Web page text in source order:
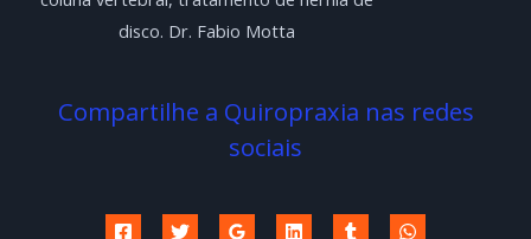
disco. Dr. Fabio Motta
Compartilhe a Quiropraxia nas redes
sociais